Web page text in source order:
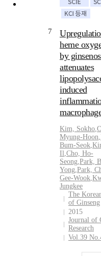
7
heme
by
attenuates
induced
Kim, Sokho,
Myung-Hoon,
Bum-Seok,
Il,Cho, Ho-
Seong,Park,
Yong,Park,
Gee-Wook,
Jungkee
The
of Ginseng
2015
Journal of
Research
Vol.39